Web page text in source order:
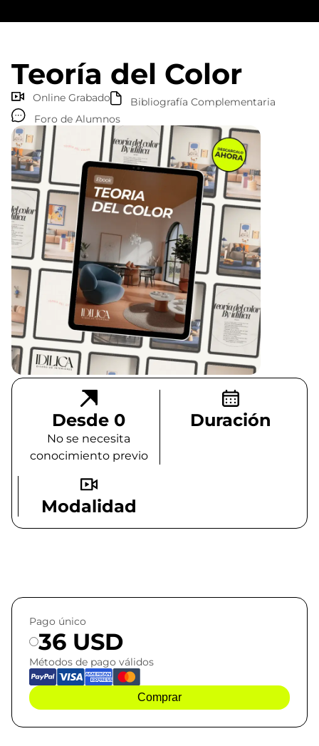
Teoría del Color
Online Grabado
Bibliografía Complementaria
Foro de Alumnos
Desde 0
No se necesita
conocimiento previo
Duración
Modalidad
Pago único
36 USD
Métodos de pago válidos
Comprar